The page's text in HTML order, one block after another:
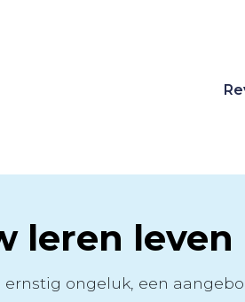
leren leven
ernstig ongeluk, een